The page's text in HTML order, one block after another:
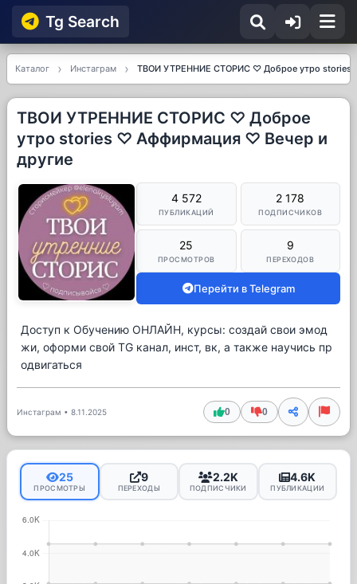
Tg Searсh
Каталог Инстаграм ТВОИ УТРЕННИЕ СТОРИС ♡ Доброе утро stories
ТВОИ УТРЕННИЕ СТОРИС ♡ Доброе
утро stories ♡ Аффирмация ♡ Вечер и
другие
4 572
ПУБЛИКАЦИЙ
2 178
ПОДПИСЧИКОВ
25
ПРОСМОТРОВ
9
ПЕРЕХОДОВ
Перейти в Telegram
Доступ к Обучению ОНЛАЙН, курсы: создай свои эмод
жи, оформи свой TG канал, инст, вк, а также научись пр
одвигаться
Инстаграм • 8.11.2025 0 0
25
ПРОСМОТРЫ
9
ПЕРЕХОДЫ
2.2K
ПОДПИСЧИКИ
4.6K
ПУБЛИКАЦИИ